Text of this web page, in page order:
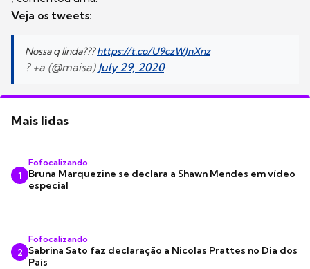
Veja os tweets:
Nossa q linda???https://t.co/U9czWJnXnz
? +a (@maisa) July 29, 2020
Mais lidas
1
Fofocalizando
Bruna Marquezine se declara a Shawn Mendes em vídeo
especial
2
Fofocalizando
Sabrina Sato faz declaração a Nicolas Prattes no Dia dos
Pais